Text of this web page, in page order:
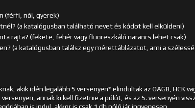
(férfi, női, gyerek)
(a katalógusban található nevet és kódot kell elküldeni)
rajta? (fekete, fehér vagy fluoreszkáló narancs lehet csak)
(a katalógusban találsz egy mérettáblázatot, ami a
akik idén legalább 5 versenyen* elindultak az OAGB, HCK
annak ki kell fizetnie a pólót, és az 5. versenyén